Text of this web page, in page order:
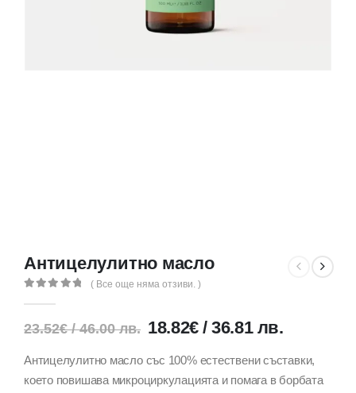
Антицелулитно масло
( Все още няма отзиви. )
23.52€ /46.00лв. 18.82€ /36.81 лв.
Антицелулитно масло със 100% естествени съставки,
което повишава микроциркулацията и помага в борбата